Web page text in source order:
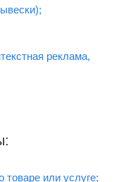
реклама,
товаре или услуге;